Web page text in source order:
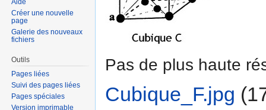
Pas de plus haute
Cubique_F.jpg
Créer une nouvelle
page
Galerie des nouveaux
fichiers
Outils
Pages liées
Suivi des pages liées
Pages spéciales
Version imprimable